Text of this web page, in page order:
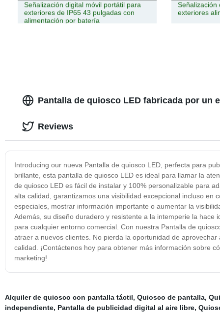
Señalización digital móvil portátil para
exteriores de IP65 43 pulgadas con
alimentación por batería
Señalización
exteriores
Pantalla de quiosco LED fabricada por un
Introducing our nueva Pantalla de quiosco LED, perfecta para
brillante, esta pantalla de quiosco LED es ideal para llamar la
de quiosco LED es fácil de instalar y 100% personalizable para
alta calidad, garantizamos una visibilidad excepcional incluso en
especiales, mostrar información importante o aumentar la
Además, su diseño duradero y resistente a la intemperie la
para cualquier entorno comercial. Con nuestra Pantalla de
atraer a nuevos clientes. No pierda la oportunidad de
calidad. ¡Contáctenos hoy para obtener más información sobre
marketing!
Reviews
Alquiler de quiosco con pantalla táctil, Quiosco de pantalla,
independiente, Pantalla de publicidad digital al aire libre,